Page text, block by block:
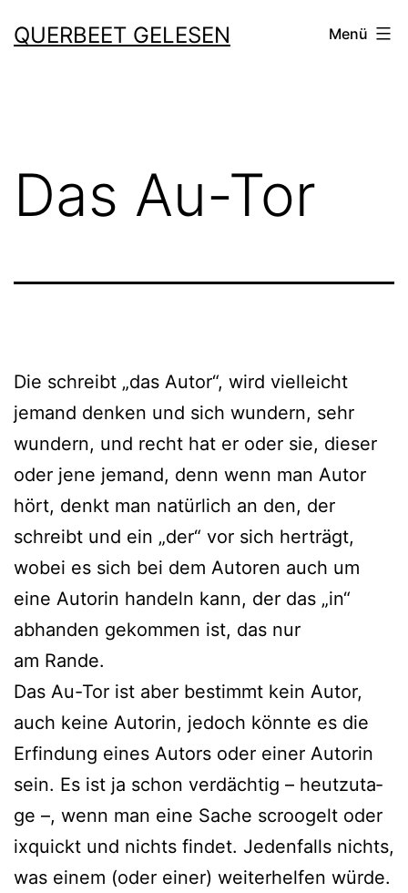
Inhalt
QUERBEET GELESEN Menü
Das Au-Tor
Die schreibt „das Autor“, wird viel­leicht
jemand den­ken und sich wun­dern, sehr
wun­dern, und recht hat er oder sie, die­ser
oder jene jemand, denn wenn man Autor
hört, denkt man natür­lich an den, der
schreibt und ein „der“ vor sich her­trägt,
wobei es sich bei dem Autoren auch um
eine Autorin han­deln kann, der das „in“
abhan­den gekom­men ist, das nur
am Rande.
Das Au-Tor ist aber bestimmt kein Autor,
auch kei­ne Autorin, jedoch könn­te es die
Erfindung eines Autors oder einer Autorin
sein. Es ist ja schon ver­däch­tig – heut­zu­ta­
ge –, wenn man eine Sache scr­oo­gelt oder
ixquickt und nichts fin­det. Jedenfalls nichts,
was einem (oder einer) wei­ter­hel­fen würde.